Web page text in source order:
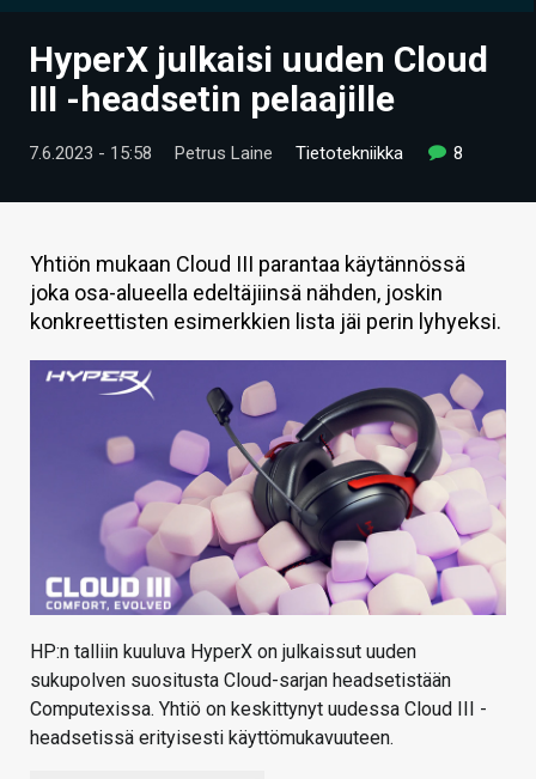
UUTISET
TIETOA
HINTA.FI
KAUPPA
VAIHDA TEEMA
HyperX julkaisi uuden Cloud
III -headsetin pelaajille
7.6.2023 - 15:58 Petrus Laine Tietotekniikka 8
Yhtiön mukaan Cloud III parantaa käytännössä
joka osa-alueella edeltäjiinsä nähden, joskin
konkreettisten esimerkkien lista jäi perin lyhyeksi.
HP:n talliin kuuluva HyperX on julkaissut uuden
sukupolven suositusta Cloud-sarjan headsetistään
Computexissa. Yhtiö on keskittynyt uudessa Cloud III -
headsetissä erityisesti käyttömukavuuteen.